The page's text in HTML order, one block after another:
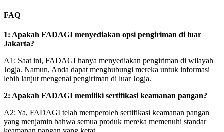
FAQ
1: Apakah FADAGI menyediakan opsi pengiriman di luar
Jakarta?
A1: Saat ini, FADAGI hanya menyediakan pengiriman di wilayah
Jogja. Namun, Anda dapat menghubungi mereka untuk informasi
lebih lanjut mengenai pengiriman di luar Jogja.
2: Apakah FADAGI memiliki sertifikasi keamanan pangan?
A2: Ya, FADAGI telah memperoleh sertifikasi keamanan pangan
yang menjamin bahwa semua produk mereka memenuhi standar